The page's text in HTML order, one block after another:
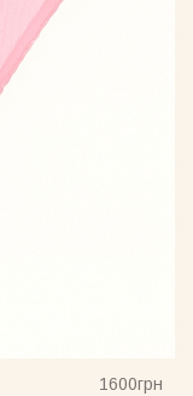
1600грн